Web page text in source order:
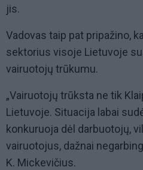
jis.
Vadovas taip pat pripažino,
sektorius visoje Lietuvoje
vairuotojų trūkumu.
„Vairuotojų trūksta ne tik
Lietuvoje. Situacija labai
konkuruoja dėl darbuotojų,
vairuotojus, dažnai
K. Mickevičius.